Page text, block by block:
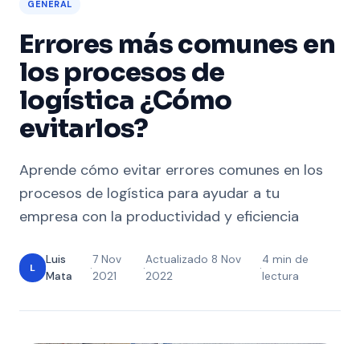
GENERAL
Errores más comunes en
los procesos de
logística ¿Cómo
evitarlos?
Aprende cómo evitar errores comunes en los
procesos de logística para ayudar a tu
empresa con la productividad y eficiencia
L
Luis
Mata
·
7 Nov
2021
·
Actualizado 8 Nov
2022
·
4 min de
lectura